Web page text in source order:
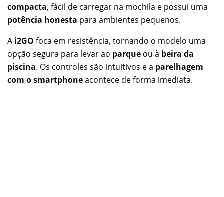
compacta, fácil de carregar na mochila e possui uma
potência honesta para ambientes pequenos.
A i2GO foca em resistência, tornando o modelo uma
opção segura para levar ao parque ou à beira da
piscina. Os controles são intuitivos e a parelhagem
com o smartphoneacontece de forma imediata.